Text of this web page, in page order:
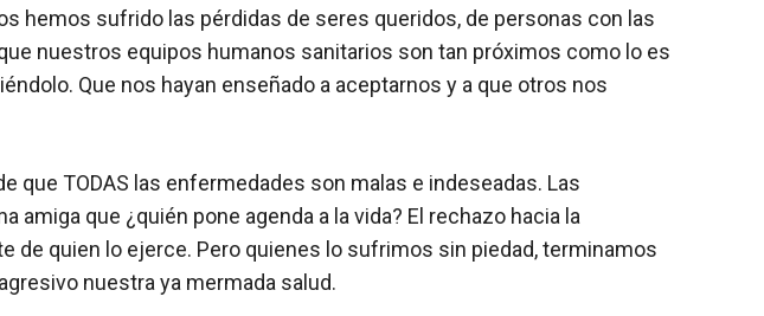
hemos sufrido las pérdidas de seres queridos, de personas con las
nuestros equipos humanos sanitarios son tan próximos como lo es
Que nos hayan enseñado a aceptarnos y a que otros nos
que TODAS las enfermedades son malas e indeseadas. Las
que ¿quién pone agenda a la vida? El rechazo hacia la
de quien lo ejerce. Pero quienes lo sufrimos sin piedad, terminamos
nuestra ya mermada salud.